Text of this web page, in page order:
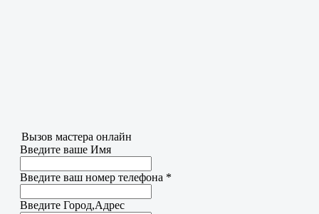
Вызов мастера онлайн
Введите ваше Имя
Введите ваш номер телефона *
Введите Город,Адрес